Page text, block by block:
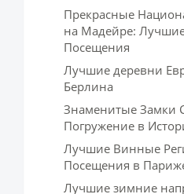
Прекрасные
на Мадейре:
Посещения
Лучшие деревни
Берлина
Знаменитые Замки
Погружение в
Лучшие Винные
Посещения в
Лучшие зимние